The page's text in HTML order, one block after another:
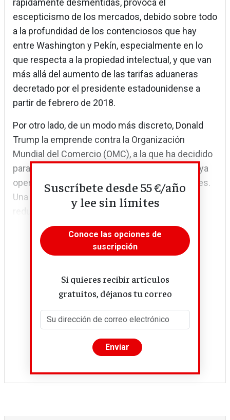
rápidamente desmentidas, provoca el
escepticismo de los mercados, debido sobre todo
a la profundidad de los contenciosos que hay
entre Washington y Pekín, especialmente en lo
que respecta a la propiedad intelectual, y que van
más allá del aumento de las tarifas aduaneras
decretado por el presidente estadounidense a
partir de febrero de 2018.
Por otro lado, de un modo más discreto, Donald
Trump la emprende contra la Organización
Mundial del Comercio (OMC), a la que ha decidido
paralizar. No cabe duda de que la OMC estaba ya
operativa a medias. La OMC tiene dos funciones.
Una consiste en negociar nuevas reglas para
Suscríbete desde 55 €/año
y lee sin límites
Conoce las opciones de
suscripción
Si quieres recibir artículos
gratuitos, déjanos tu correo